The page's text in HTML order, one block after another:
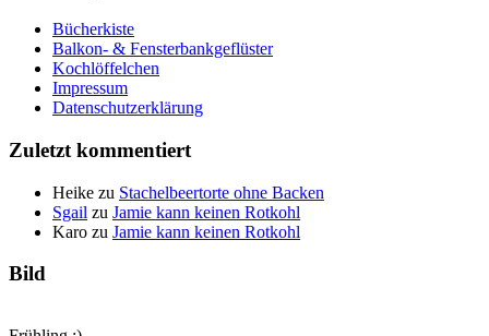
Bücherkiste
Balkon- & Fensterbankgeflüster
Kochlöffelchen
Impressum
Datenschutzerklärung
Zuletzt kommentiert
Heike zu Stachelbeertorte ohne Backen
Sgail zu Jamie kann keinen Rotkohl
Karo zu Jamie kann keinen Rotkohl
Bild